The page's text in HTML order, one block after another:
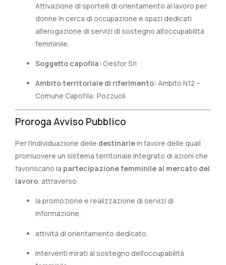
Attivazione di sportelli di orientamento al lavoro per
donne in cerca di occupazione e spazi dedicati
all’erogazione di servizi di sostegno all’occupabilità
femminile.
Soggetto capofila: Gesfor Srl
Ambito territoriale di riferimento: Ambito N12 –
Comune Capofila: Pozzuoli
Proroga Avviso Pubblico
Per l’individuazione delle destinariein favore delle quali
promuovere un sistema territoriale integrato di azioni che
favoriscano la partecipazione femminile al mercato del
lavoro, attraverso:
la promozione e realizzazione di servizi di
informazione,
attività di orientamento dedicato,
interventi mirati al sostegno dell’occupabilità